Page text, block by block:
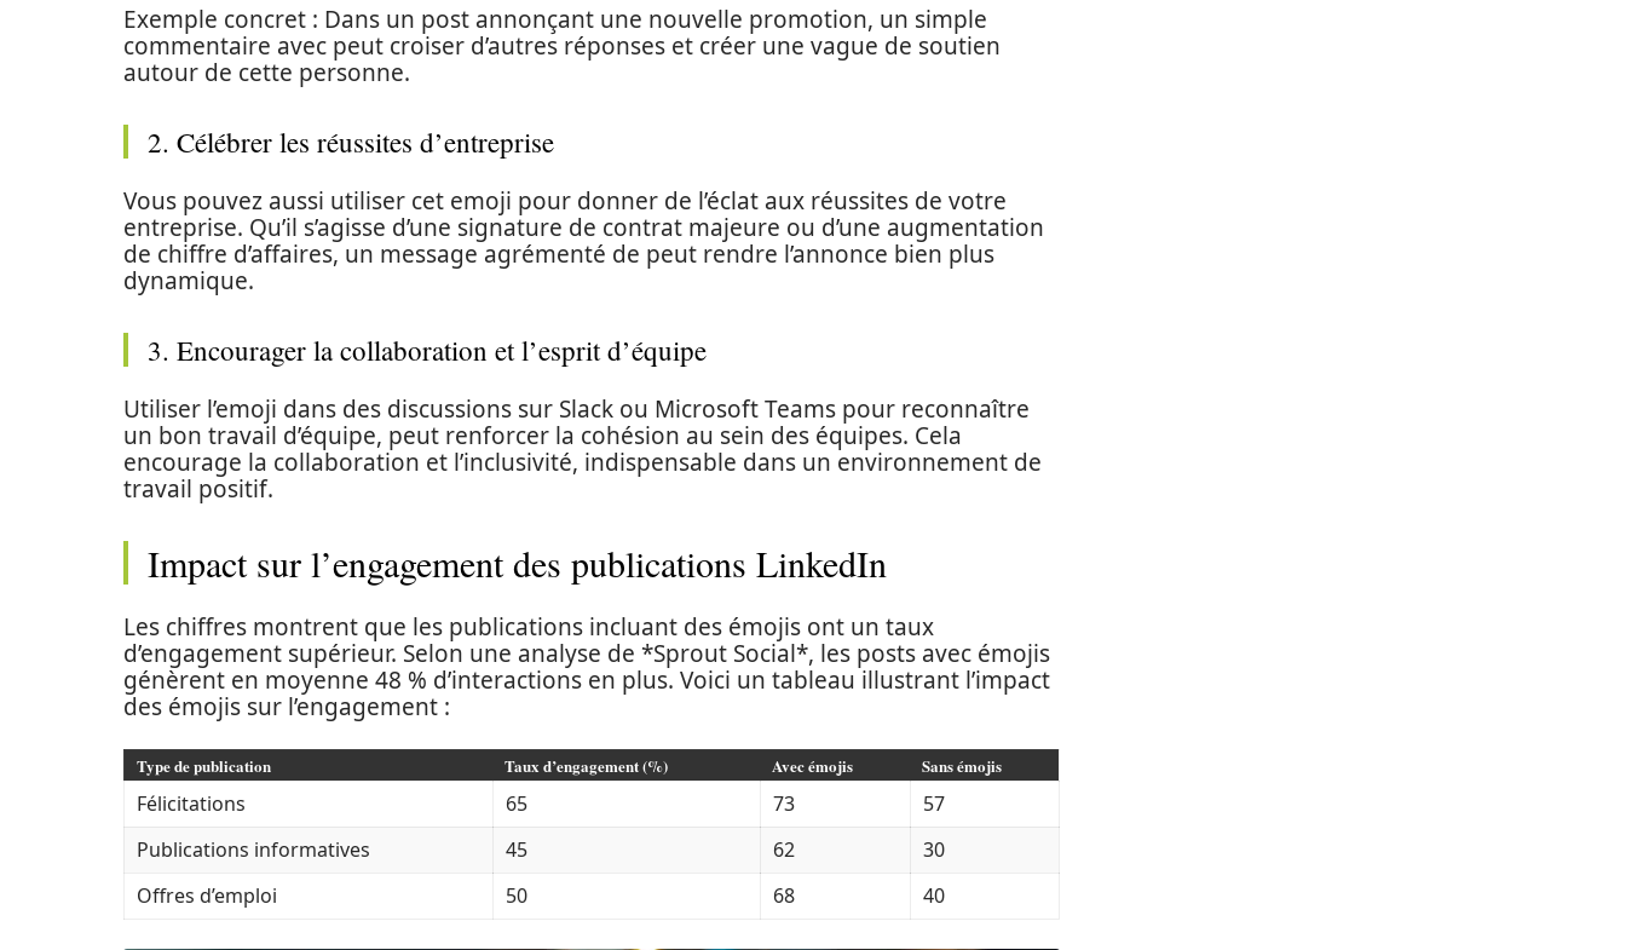
Exemple concret : Dans un post annonçant une nouvelle promotion, un simple
commentaire avec peut croiser d’autres réponses et créer une vague de soutien
autour de cette personne.
2. Célébrer les réussites d’entreprise
Vous pouvez aussi utiliser cet emoji pour donner de l’éclat aux réussites de votre
entreprise. Qu’il s’agisse d’une signature de contrat majeure ou d’une augmentation
de chiffre d’affaires, un message agrémenté de peut rendre l’annonce bien plus
dynamique.
3. Encourager la collaboration et l’esprit d’équipe
Utiliser l’emoji dans des discussions sur Slack ou Microsoft Teams pour reconnaître
un bon travail d’équipe, peut renforcer la cohésion au sein des équipes. Cela
encourage la collaboration et l’inclusivité, indispensable dans un environnement de
travail positif.
Impact sur l’engagement des publications LinkedIn
Les chiffres montrent que les publications incluant des émojis ont un taux
d’engagement supérieur. Selon une analyse de *Sprout Social*, les posts avec émojis
génèrent en moyenne 48 % d’interactions en plus. Voici un tableau illustrant l’impact
des émojis sur l’engagement :
Type de publication Taux d’engagement (%) Avec émojis Sans émojis
Félicitations 65 73
57
Publications informatives
45 62
30
Offres d’emploi
50 68 40